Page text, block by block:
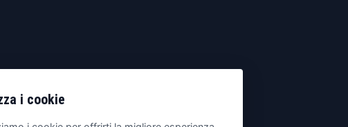
i cookie